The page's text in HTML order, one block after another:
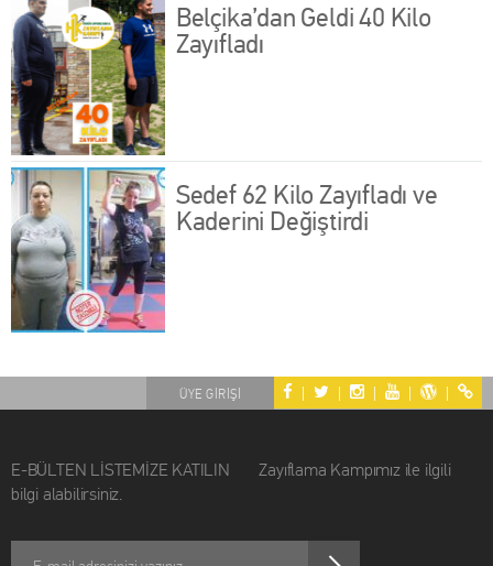
Belçika’dan Geldi 40 Kilo
Zayıfladı
Sedef 62 Kilo Zayıfladı ve
Kaderini Değiştirdi
| | | | |
ÜYE GİRİŞİ
E-BÜLTEN LİSTEMİZE KATILIN Zayıflama Kampımız ile ilgili
bilgi alabilirsiniz.